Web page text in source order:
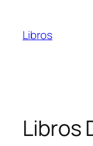
contenido
Libros
Libros